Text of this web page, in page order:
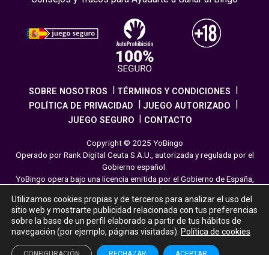
SOBRE NOSOTROS
TÉRMINOS Y CONDICIONES
POLÍTICA DE PRIVACIDAD
JUEGO AUTORIZADO
JUEGO SEGURO
CONTACTO
Copyright © 2025 YoBingo
Operado por Rank Digital Ceuta S.A.U., autorizada y regulada por el
Gobierno español.
YoBingo opera bajo una licencia emitida por el Gobierno de España,
responsabilidad en los juegos online. El juego es una forma de
entretenimiento cuya finalidad es ofrecer diversión y emoción a los
jugadores en nuestra página web. Juega con moderación siguiendo
las pautas recomendadas para el juego responsable.
Utilizamos cookies propias y de terceros para analizar el uso del
sitio web y mostrarte publicidad relacionada con tus preferencias
sobre la base de un perfil elaborado a partir de tus hábitos de
navegación (por ejemplo, páginas visitadas). Política de cookies